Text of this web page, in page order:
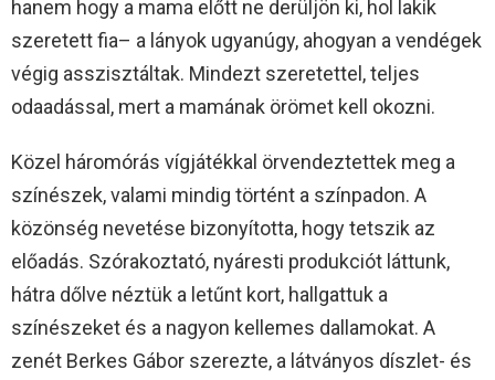
hanem hogy a mama előtt ne derüljön ki, hol lakik
szeretett fia– a lányok ugyanúgy, ahogyan a vendégek
végig asszisztáltak. Mindezt szeretettel, teljes
odaadással, mert a mamának örömet kell okozni.
Közel háromórás vígjátékkal örvendeztettek meg a
színészek, valami mindig történt a színpadon. A
közönség nevetése bizonyította, hogy tetszik az
előadás. Szórakoztató, nyáresti produkciót láttunk,
hátra dőlve néztük a letűnt kort, hallgattuk a
színészeket és a nagyon kellemes dallamokat. A
zenét Berkes Gábor szerezte, a látványos díszlet- és